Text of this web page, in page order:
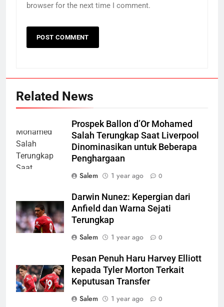
browser for the next time I comment.
Related News
Prospek Ballon d’Or Mohamed
Salah Terungkap Saat Liverpool
Dinominasikan untuk Beberapa
Penghargaan
Salem
1 year ago 0
Darwin Nunez: Kepergian dari
Anfield dan Warna Sejati
Terungkap
Salem
1 year ago 0
Pesan Penuh Haru Harvey Elliott
kepada Tyler Morton Terkait
Keputusan Transfer
Salem
1 year ago 0